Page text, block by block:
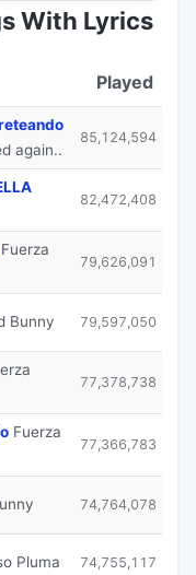
With Lyrics
Played
again..
85,124,594
82,472,408
Fuerza
79,626,091
Bunny 79,597,050
77,378,738
Fuerza
77,366,783
74,764,078
Pluma 74,755,117